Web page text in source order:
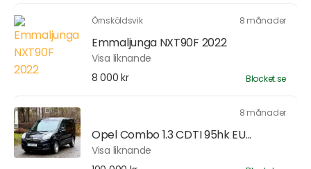
Örnsköldsvik 8 månader
Emmaljunga NXT90F 2022
Visa liknande
8 000 kr
Blocket.se
8 månader
Opel Combo 1.3 CDTI 95hk EU...
Visa liknande